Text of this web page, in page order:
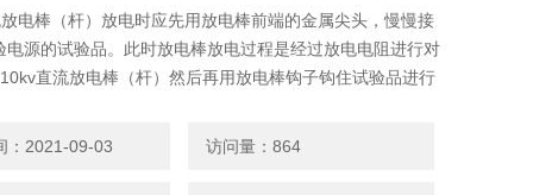
电棒（杆）放电时应先用放电棒前端的金属尖头，慢慢接
电源的试验品。此时放电棒放电过程是经过放电电阻进行对
直流放电棒（杆）然后再用放电棒钩子钩住试验品进行
：2021-09-03 访问量：864